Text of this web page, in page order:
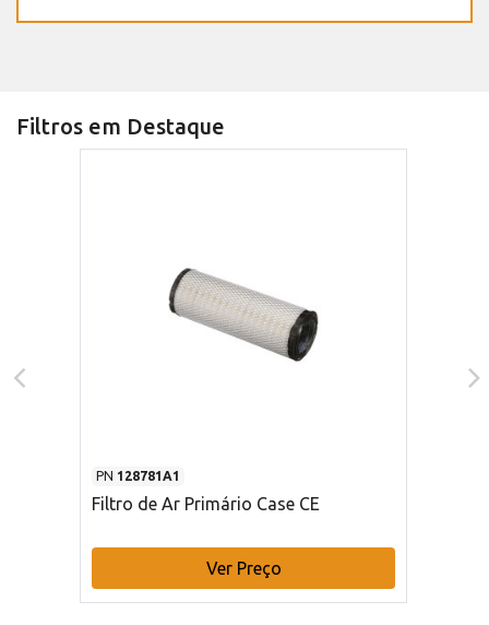
Filtros em Destaque
PN 128781A1
Filtro de Ar Primário Case CE
Ver Preço